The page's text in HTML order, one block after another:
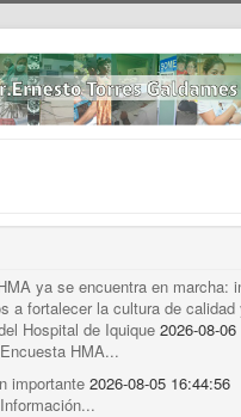
ya se encuentra en marcha:
a fortalecer la cultura de calidad
Hospital de Iquique 2026-08-
HMA...
importante 2026-08-05 16:44:56